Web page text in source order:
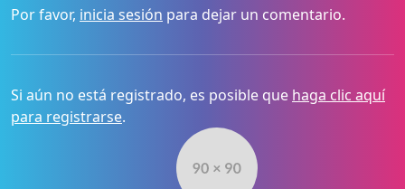
Por favor, inicia sesión para dejar un comentario.
Si aún no está registrado, es posible que haga clic aquí
para registrarse.